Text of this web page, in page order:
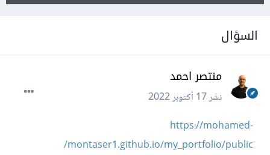
السؤال
منتصر احمد
نشر17 أكتوبر 2022
https://mohamed-
montaser1.github.io/my_portfolio/public/